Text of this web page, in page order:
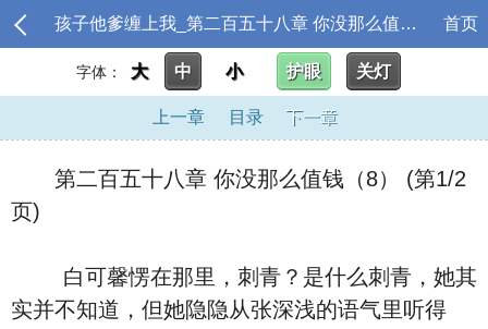
孩子他爹缠上我_第二百五十八章 你没那么值钱（8） 首页
字体： 大 中 小 护眼 关灯
上一章 目录 下一章
第二百五十八章 你没那么值钱（8） (第1/2
页)
白可馨愣在那里，刺青？是什么刺青，她其
实并不知道，但她隐隐从张深浅的语气里听得